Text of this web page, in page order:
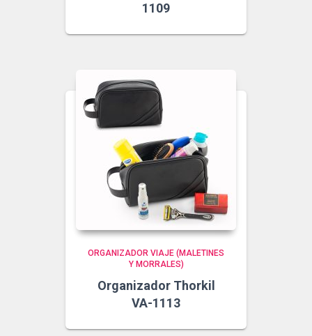
1109
ORGANIZADOR VIAJE (MALETINES
Y MORRALES)
Organizador Thorkil
VA-1113